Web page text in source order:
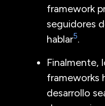
framework
seguidores
hablar5.
Finalmente,
frameworks
desarrollo